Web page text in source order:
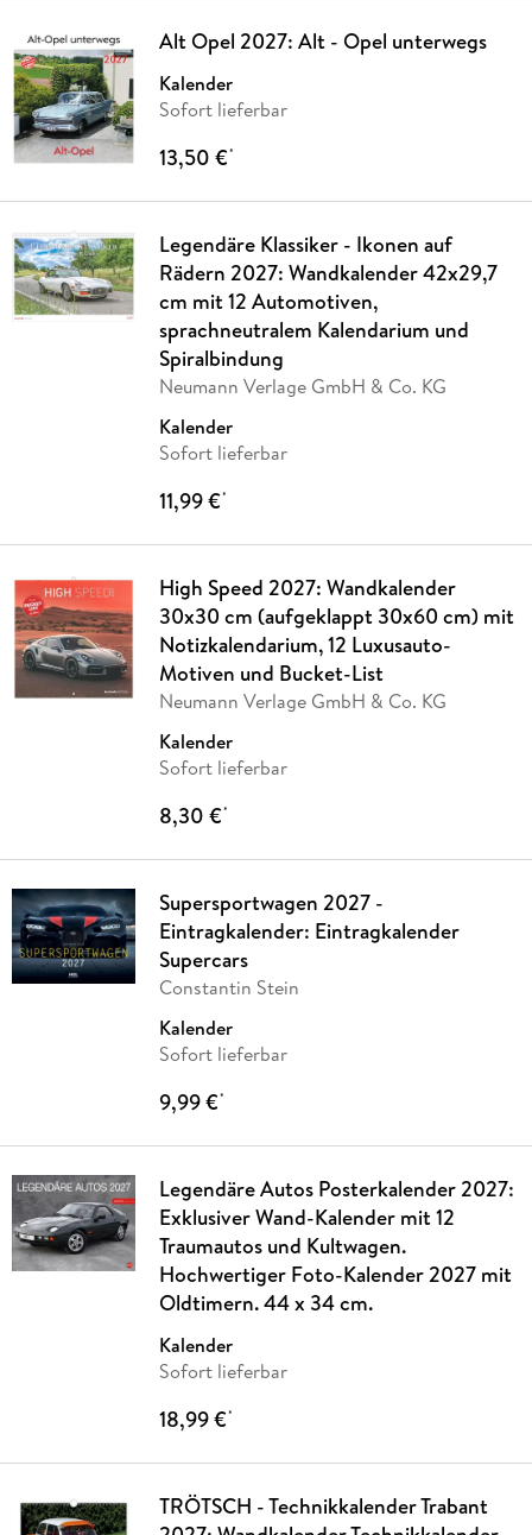
Alt Opel 2027: Alt - Opel unterwegs
Kalender
Sofort lieferbar
13,50 €*
Legendäre Klassiker - Ikonen auf
Rädern 2027: Wandkalender 42x29,7
cm mit 12 Automotiven,
sprachneutralem Kalendarium und
Spiralbindung
Neumann Verlage GmbH & Co. KG
Kalender
Sofort lieferbar
11,99 €*
High Speed 2027: Wandkalender
30x30 cm (aufgeklappt 30x60 cm) mit
Notizkalendarium, 12 Luxusauto-
Motiven und Bucket-List
Neumann Verlage GmbH & Co. KG
Kalender
Sofort lieferbar
8,30 €*
Supersportwagen 2027 -
Eintragkalender: Eintragkalender
Supercars
Constantin Stein
Kalender
Sofort lieferbar
9,99 €*
Legendäre Autos Posterkalender 2027:
Exklusiver Wand-Kalender mit 12
Traumautos und Kultwagen.
Hochwertiger Foto-Kalender 2027 mit
Oldtimern. 44 x 34 cm.
Kalender
Sofort lieferbar
18,99 €*
TRÖTSCH - Technikkalender Trabant